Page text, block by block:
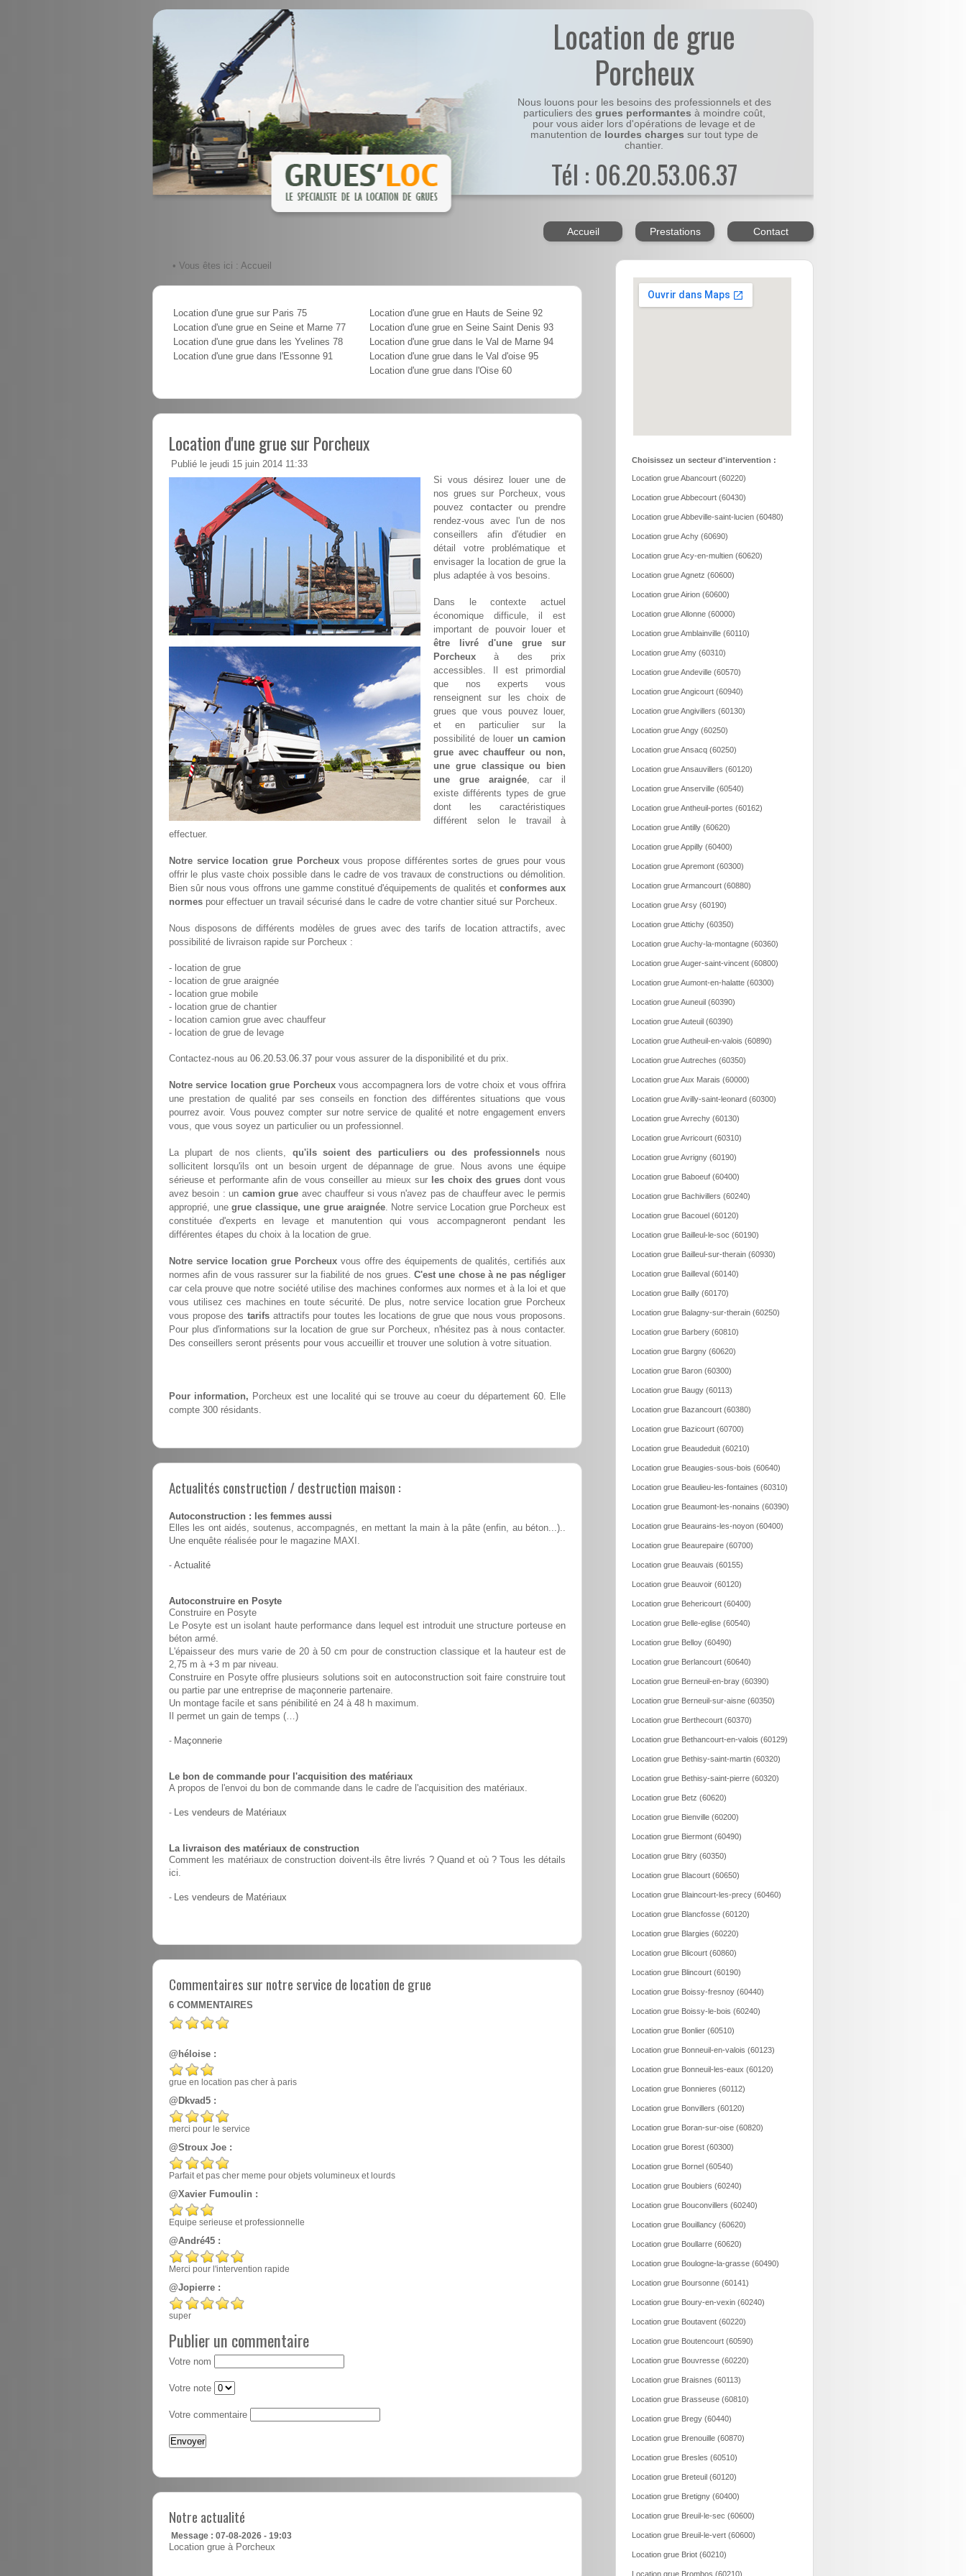
Location de grue
Porcheux
Nous louons pour les besoins des professionnels et des
particuliers des grues performantes à moindre coût,
pour vous aider lors d'opérations de levage et de
manutention de lourdes charges sur tout type de
chantier.
Tél : 06.20.53.06.37
Accueil Prestations Contact
• Vous êtes ici : Accueil
Location d'une grue sur Paris 75
Location d'une grue en Seine et Marne 77
Location d'une grue dans les Yvelines 78
Location d'une grue dans l'Essonne 91
Location d'une grue en Hauts de Seine 92
Location d'une grue en Seine Saint Denis 93
Location d'une grue dans le Val de Marne 94
Location d'une grue dans le Val d'oise 95
Location d'une grue dans l'Oise 60
Location d'une grue sur Porcheux
Publié le jeudi 15 juin 2014 11:33
Si vous désirez louer une de
nos grues sur Porcheux, vous
pouvez contacterou prendre
rendez-vous avec l'un de nos
conseillers afin d'étudier en
détail votre problématique et
envisager la location de grue la
plus adaptée à vos besoins.
Dans le contexte actuel
économique difficule, il est
important de pouvoir louer et
être livré d'une grue sur
Porcheux à des prix
accessibles. Il est primordial
que nos experts vous
renseignent sur les choix de
grues que vous pouvez louer,
et en particulier sur la
possibilité de louer un camion
grue avec chauffeur ou non,
une grue classique ou bien
une grue araignée, car il
existe différents types de grue
dont les caractéristiques
différent selon le travail à
effectuer.
Notre service location grue Porcheuxvous propose différentes sortes de grues pour vous
offrir le plus vaste choix possible dans le cadre de vos travaux de constructions ou démolition.
Bien sûr nous vous offrons une gamme constitué d'équipements de qualités et conformes aux
normes pour effectuer un travail sécurisé dans le cadre de votre chantier situé sur Porcheux.
Nous disposons de différents modèles de grues avec des tarifs de location attractifs, avec
possibilité de livraison rapide sur Porcheux :
- location de grue
- location de grue araignée
- location grue mobile
- location grue de chantier
- location camion grue avec chauffeur
- location de grue de levage
Contactez-nous au 06.20.53.06.37 pour vous assurer de la disponibilité et du prix.
Notre service location grue Porcheuxvous accompagnera lors de votre choix et vous offrira
une prestation de qualité par ses conseils en fonction des différentes situations que vous
pourrez avoir. Vous pouvez compter sur notre service de qualité et notre engagement envers
vous, que vous soyez un particulier ou un professionnel.
La plupart de nos clients, qu'ils soient des particuliers ou des professionnelsnous
sollicitent lorsqu'ils ont un besoin urgent de dépannage de grue. Nous avons une équipe
sérieuse et performante afin de vous conseiller au mieux sur les choix des gruesdont vous
avez besoin : un camion grue avec chauffeur si vous n'avez pas de chauffeur avec le permis
approprié, unegrue classique, une grue araignée. Notre service Location grue Porcheux est
constituée d'experts en levage et manutention qui vous accompagneront pendant les
différentes étapes du choix à la location de grue.
Notre service location grue Porcheuxvous offre des équipements de qualités, certifiés aux
normes afin de vous rassurer sur la fiabilité de nos grues. C'est une chose à ne pas négliger
car cela prouve que notre société utilise des machines conformes aux normes et à la loi et que
vous utilisez ces machines en toute sécurité. De plus, notre service location grue Porcheux
vous propose des tarifsattractifs pour toutes les locations de grue que nous vous proposons.
Pour plus d'informations sur la location de grue sur Porcheux, n'hésitez pas à nous contacter.
Des conseillers seront présents pour vous accueillir et trouver une solution à votre situation.
Pour information, Porcheux est une localité qui se trouve au coeur du département 60. Elle
compte 300 résidants.
Actualités construction / destruction maison :
Autoconstruction : les femmes aussi
Elles les ont aidés, soutenus, accompagnés, en mettant la main à la pâte (enfin, au béton...)..
Une enquête réalisée pour le magazine MAXI.
- Actualité
Autoconstruire en Posyte
Construire en Posyte
Le Posyte est un isolant haute performance dans lequel est introduit une structure porteuse en
béton armé.
L'épaisseur des murs varie de 20 à 50 cm pour de construction classique et la hauteur est de
2,75 m à +3 m par niveau.
Construire en Posyte offre plusieurs solutions soit en autoconstruction soit faire construire tout
ou partie par une entreprise de maçonnerie partenaire.
Un montage facile et sans pénibilité en 24 à 48 h maximum.
Il permet un gain de temps (…)
- Maçonnerie
Le bon de commande pour l'acquisition des matériaux
A propos de l'envoi du bon de commande dans le cadre de l'acquisition des matériaux.
- Les vendeurs de Matériaux
La livraison des matériaux de construction
Comment les matériaux de construction doivent-ils être livrés ? Quand et où ? Tous les détails
ici.
- Les vendeurs de Matériaux
Commentaires sur notre service de location de grue
6 COMMENTAIRES
@héloise :
grue en location pas cher à paris
@Dkvad5 :
merci pour le service
@Stroux Joe :
Parfait et pas cher meme pour objets volumineux et lourds
@Xavier Fumoulin :
Equipe serieuse et professionnelle
@André45 :
Merci pour l'intervention rapide
@Jopierre :
super
Publier un commentaire
Votre nom
Votre note
Votre commentaire
Notre actualité
Message : 07-08-2026 - 19:03
Location grue à Porcheux
Choisissez un secteur d'intervention :
Location grue Abancourt (60220)
Location grue Abbecourt (60430)
Location grue Abbeville-saint-lucien (60480)
Location grue Achy (60690)
Location grue Acy-en-multien (60620)
Location grue Agnetz (60600)
Location grue Airion (60600)
Location grue Allonne (60000)
Location grue Amblainville (60110)
Location grue Amy (60310)
Location grue Andeville (60570)
Location grue Angicourt (60940)
Location grue Angivillers (60130)
Location grue Angy (60250)
Location grue Ansacq (60250)
Location grue Ansauvillers (60120)
Location grue Anserville (60540)
Location grue Antheuil-portes (60162)
Location grue Antilly (60620)
Location grue Appilly (60400)
Location grue Apremont (60300)
Location grue Armancourt (60880)
Location grue Arsy (60190)
Location grue Attichy (60350)
Location grue Auchy-la-montagne (60360)
Location grue Auger-saint-vincent (60800)
Location grue Aumont-en-halatte (60300)
Location grue Auneuil (60390)
Location grue Auteuil (60390)
Location grue Autheuil-en-valois (60890)
Location grue Autreches (60350)
Location grue Aux Marais (60000)
Location grue Avilly-saint-leonard (60300)
Location grue Avrechy (60130)
Location grue Avricourt (60310)
Location grue Avrigny (60190)
Location grue Baboeuf (60400)
Location grue Bachivillers (60240)
Location grue Bacouel (60120)
Location grue Bailleul-le-soc (60190)
Location grue Bailleul-sur-therain (60930)
Location grue Bailleval (60140)
Location grue Bailly (60170)
Location grue Balagny-sur-therain (60250)
Location grue Barbery (60810)
Location grue Bargny (60620)
Location grue Baron (60300)
Location grue Baugy (60113)
Location grue Bazancourt (60380)
Location grue Bazicourt (60700)
Location grue Beaudeduit (60210)
Location grue Beaugies-sous-bois (60640)
Location grue Beaulieu-les-fontaines (60310)
Location grue Beaumont-les-nonains (60390)
Location grue Beaurains-les-noyon (60400)
Location grue Beaurepaire (60700)
Location grue Beauvais (60155)
Location grue Beauvoir (60120)
Location grue Behericourt (60400)
Location grue Belle-eglise (60540)
Location grue Belloy (60490)
Location grue Berlancourt (60640)
Location grue Berneuil-en-bray (60390)
Location grue Berneuil-sur-aisne (60350)
Location grue Berthecourt (60370)
Location grue Bethancourt-en-valois (60129)
Location grue Bethisy-saint-martin (60320)
Location grue Bethisy-saint-pierre (60320)
Location grue Betz (60620)
Location grue Bienville (60200)
Location grue Biermont (60490)
Location grue Bitry (60350)
Location grue Blacourt (60650)
Location grue Blaincourt-les-precy (60460)
Location grue Blancfosse (60120)
Location grue Blargies (60220)
Location grue Blicourt (60860)
Location grue Blincourt (60190)
Location grue Boissy-fresnoy (60440)
Location grue Boissy-le-bois (60240)
Location grue Bonlier (60510)
Location grue Bonneuil-en-valois (60123)
Location grue Bonneuil-les-eaux (60120)
Location grue Bonnieres (60112)
Location grue Bonvillers (60120)
Location grue Boran-sur-oise (60820)
Location grue Borest (60300)
Location grue Bornel (60540)
Location grue Boubiers (60240)
Location grue Bouconvillers (60240)
Location grue Bouillancy (60620)
Location grue Boullarre (60620)
Location grue Boulogne-la-grasse (60490)
Location grue Boursonne (60141)
Location grue Boury-en-vexin (60240)
Location grue Boutavent (60220)
Location grue Boutencourt (60590)
Location grue Bouvresse (60220)
Location grue Braisnes (60113)
Location grue Brasseuse (60810)
Location grue Bregy (60440)
Location grue Brenouille (60870)
Location grue Bresles (60510)
Location grue Breteuil (60120)
Location grue Bretigny (60400)
Location grue Breuil-le-sec (60600)
Location grue Breuil-le-vert (60600)
Location grue Briot (60210)
Location grue Brombos (60210)